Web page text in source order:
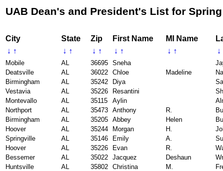
UAB Dean's and President's List for
City State Zip First Name MI Name
↓ ↑ ↓ ↑ ↓ ↑ ↓ ↑ ↓ ↑ ↓
Mobile AL 36695 Sneha
Deatsville
AL 36022 Chloe Madeline
Birmingham
AL 35242 Diya
Vestavia
AL 35226 Resantini
Montevallo
AL 35115 Aylin
Northport
AL 35473 Anthony R.
Birmingham
AL 35205 Abbey Helen
Hoover
AL 35244 Morgan H.
Springville
AL 35146 Emily A.
Hoover
AL 35226 Evan R.
Bessemer
AL 35022 Jacquez Deshaun
Huntsville
AL 35802 Christina M.